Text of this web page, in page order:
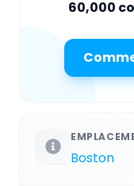
60,000
Boston